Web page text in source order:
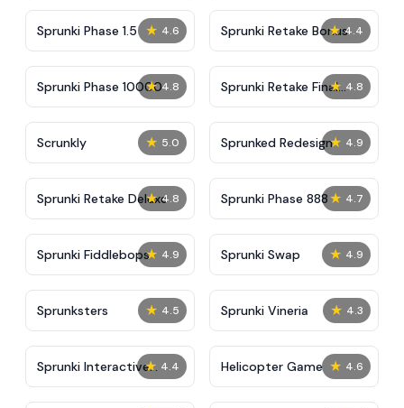
★ 4.6
Sprunki Phase 1.5 ★ 4.4
Sprunki Retake Bonus
★ 4.8
Sprunki Phase 10000 ★ 4.8
Sprunki Retake Final
Update
★ 5.0
Scrunkly ★ 4.9
Sprunked Redesign
★ 4.8
Sprunki Retake Deluxe ★ 4.7
Sprunki Phase 888
★ 4.9
Sprunki Fiddlebops ★ 4.9
Sprunki Swap
★ 4.5
Sprunksters ★ 4.3
Sprunki Vineria
★ 4.4
Sprunki Interactive
Tunner
★ 4.6
Helicopter Game